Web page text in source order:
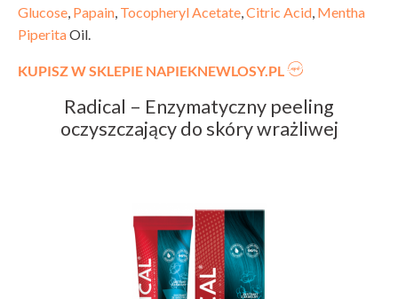
Glucose, Papain, Tocopheryl Acetate,Citric Acid, Mentha
PiperitaOil.
KUPISZ W SKLEPIE NAPIEKNEWLOSY.PL
Radical – Enzymatyczny peeling
oczyszczający do skóry wrażliwej